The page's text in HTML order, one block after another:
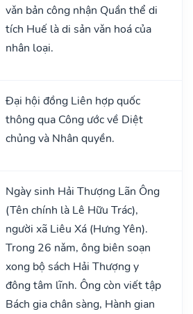
vǎn bản công nhận Quần thể di
tích Huế là di sản vǎn hoá của
nhân loại.
Đại hội đồng Liên hợp quốc
thông qua Công ước về Diệt
chủng và Nhân quyền.
Ngày sinh Hải Thượng Lãn Ông
(Tên chính là Lê Hữu Trác),
người xã Liêu Xá (Hưng Yên).
Trong 26 nǎm, ông biên soạn
xong bộ sách Hải Thượng y
đông tâm lĩnh. Ông còn viết tập
Bách gia chân sàng, Hành gian